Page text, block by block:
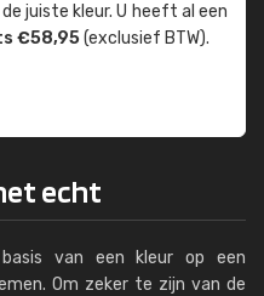
juiste kleur. U heeft al een
€58,95(exclusief BTW).
echt
van een kleur op een
Om zeker te zijn van de